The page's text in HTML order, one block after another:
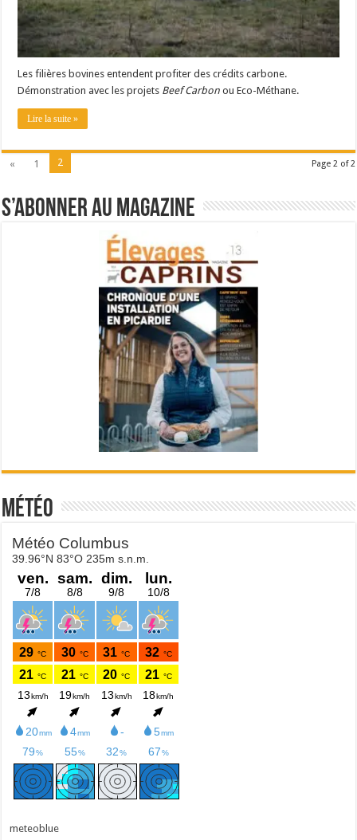
Les filières bovines entendent profiter des crédits carbone.
Démonstration avec les projets Beef Carbon ou Eco-Méthane.
Lire la suite »
Page 2 of 2
« 1 2
S’abonner au magazine
Météo
meteoblue